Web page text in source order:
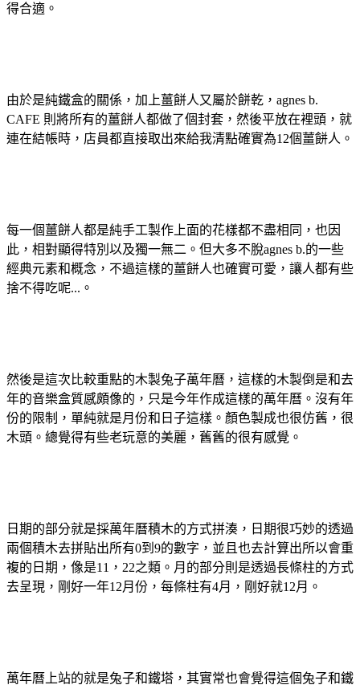
得合適。
由於是純鐵盒的關係，加上薑餅人又屬於餅乾，agnes b.
CAFE 則將所有的薑餅人都做了個封套，然後平放在裡頭，就
連在結帳時，店員都直接取出來給我清點確實為12個薑餅人。
每一個薑餅人都是純手工製作上面的花樣都不盡相同，也因
此，相對顯得特別以及獨一無二。但大多不脫agnes b.的一些
經典元素和概念，不過這樣的薑餅人也確實可愛，讓人都有些
捨不得吃呢...。
然後是這次比較重點的木製兔子萬年曆，這樣的木製倒是和去
年的音樂盒質感頗像的，只是今年作成這樣的萬年曆。沒有年
份的限制，單純就是月份和日子這樣。顏色製成也很仿舊，很
木頭。總覺得有些老玩意的美麗，舊舊的很有感覺。
日期的部分就是採萬年曆積木的方式拼湊，日期很巧妙的透過
兩個積木去拼貼出所有0到9的數字，並且也去計算出所以會重
複的日期，像是11，22之類。月的部分則是透過長條柱的方式
去呈現，剛好一年12月份，每條柱有4月，剛好就12月。
萬年曆上站的就是兔子和鐵塔，其實常也會覺得這個兔子和鐵